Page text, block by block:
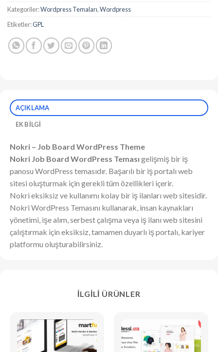
Kategoriler:Wordpress Temaları,Wordpress
Etiketler:GPL
AÇIKLAMA
EK BILGI
Nokri – Job Board WordPress Theme
Nokri Job Board WordPress Teması gelişmiş bir iş
panosu WordPress temasıdır. Başarılı bir iş portalı web
sitesi oluşturmak için gerekli tüm özellikleri içerir.
Nokri eksiksiz ve kullanımı kolay bir iş ilanları web sitesidir.
Nokri WordPress Temasını kullanarak, insan kaynakları
yönetimi, işe alım, serbest çalışma veya iş ilanı web sitesini
çalıştırmak için eksiksiz, tamamen duyarlı iş portalı, kariyer
platformu oluşturabilirsiniz.
İLGILI ÜRÜNLER